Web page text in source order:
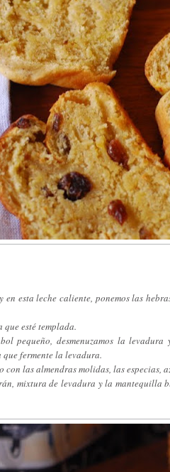
esta leche caliente, ponemos las
esté templada.
pequeño, desmenuzamos la
fermente la levadura.
las almendras molidas, las especias,
mixtura de levadura y la mantequilla